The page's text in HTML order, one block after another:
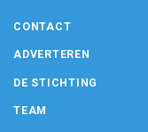
CONTACT
ADVERTEREN
DE STICHTING
TEAM